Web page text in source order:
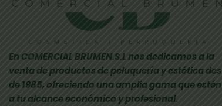
En COMERCIAL BRUMEN.S.L nos dedicamos a la
venta de productos de peluquería y estética des
de 1985, ofreciendo una amplia gama que estén
a tu alcance económico y profesional.